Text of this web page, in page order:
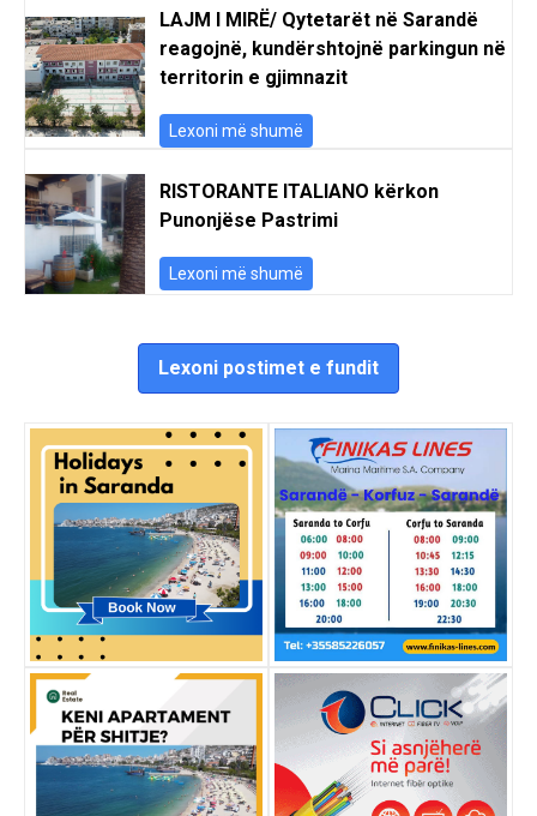
LAJM I MIRË/ Qytetarët në Sarandë
reagojnë, kundërshtojnë parkingun në
territorin e gjimnazit
Lexoni më shumë
RISTORANTE ITALIANO kërkon
Punonjëse Pastrimi
Lexoni më shumë
Lexoni postimet e fundit